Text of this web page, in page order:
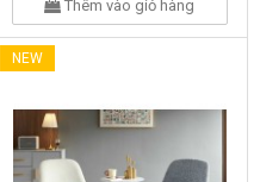
Thêm vào giỏ hàng
NEW